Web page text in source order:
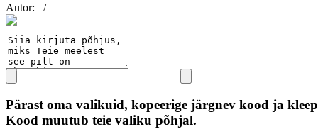
Autor:
/
Pärast oma valikuid, kopeerige järgnev kood ja
Kood muutub teie valiku põhjal.